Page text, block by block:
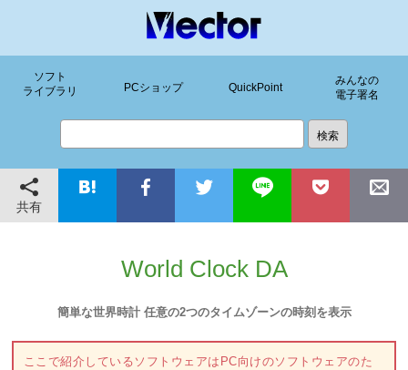
ソフト
ライブラリ
PCショップ QuickPoint
みんなの
電子署名
共有
World Clock DA
簡単な世界時計 任意の2つのタイムゾーンの時刻を表示
ここで紹介しているソフトウェアはPC向けのソフトウェアのた